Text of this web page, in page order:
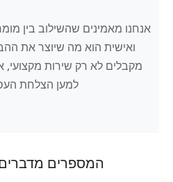
אנחנו מאמינים שהשילוב בין
ואישית הוא מה שיוצר את
מקבלים לא רק שירות מקצועי,
למען הצלחת
המספרים